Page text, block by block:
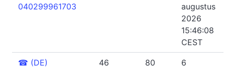
040299961703
augustus
2026
15:46:08
CEST
☎ (DE)
46 80
6